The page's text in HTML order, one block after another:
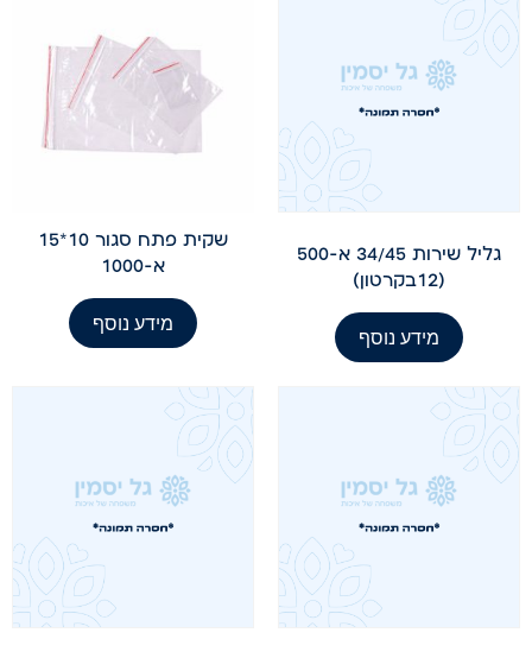
גליל שירות 34/45 א-500
(12בקרטון)
מידע נוסף
שקית פתח סגור 10*15
א-1000
מידע נוסף